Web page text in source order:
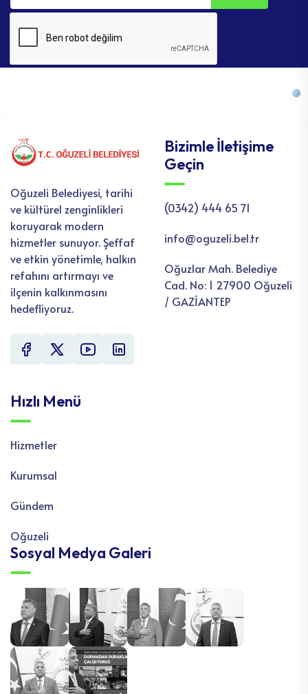
Oğuzeli Belediyesi, tarihi
ve kültürel zenginlikleri
koruyarak modern
hizmetler sunuyor. Şeffaf
ve etkin yönetimle, halkın
refahını artırmayı ve
ilçenin kalkınmasını
hedefliyoruz.
Bizimle İletişime
Geçin
(0342) 444 65 71
info@oguzeli.bel.tr
Oğuzlar Mah. Belediye
Cad. No: 1 27900 Oğuzeli
/ GAZİANTEP
Hızlı Menü
Hizmetler
Kurumsal
Gündem
Oğuzeli
Sosyal Medya Galeri